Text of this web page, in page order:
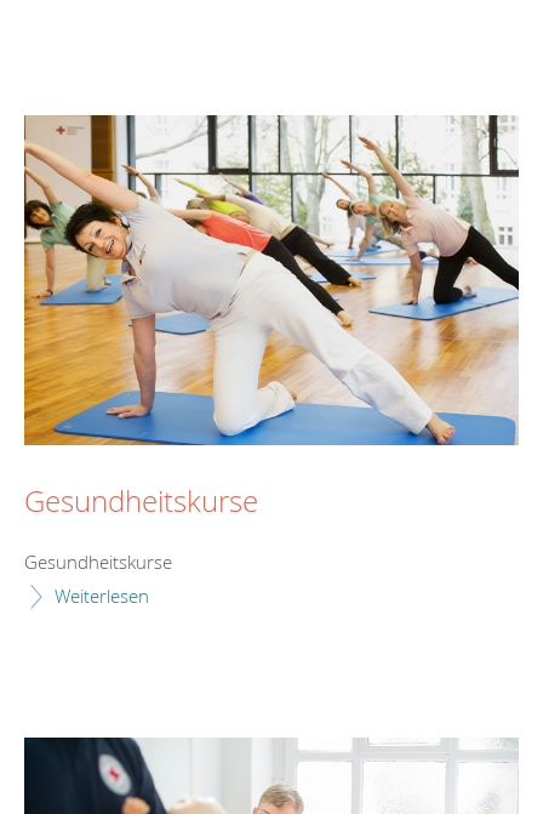
Gesundheitskurse
Gesundheitskurse
Weiterlesen